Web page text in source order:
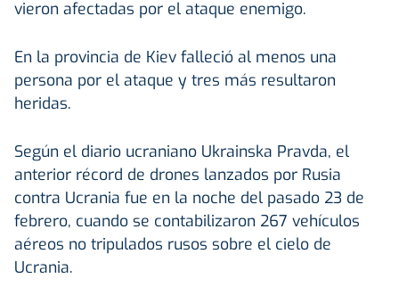
vieron afectadas por el ataque enemigo.
En la provincia de Kiev falleció al menos una
persona por el ataque y tres más resultaron
heridas.
Según el diario ucraniano Ukrainska Pravda, el
anterior récord de drones lanzados por Rusia
contra Ucrania fue en la noche del pasado 23 de
febrero, cuando se contabilizaron 267 vehículos
aéreos no tripulados rusos sobre el cielo de
Ucrania.